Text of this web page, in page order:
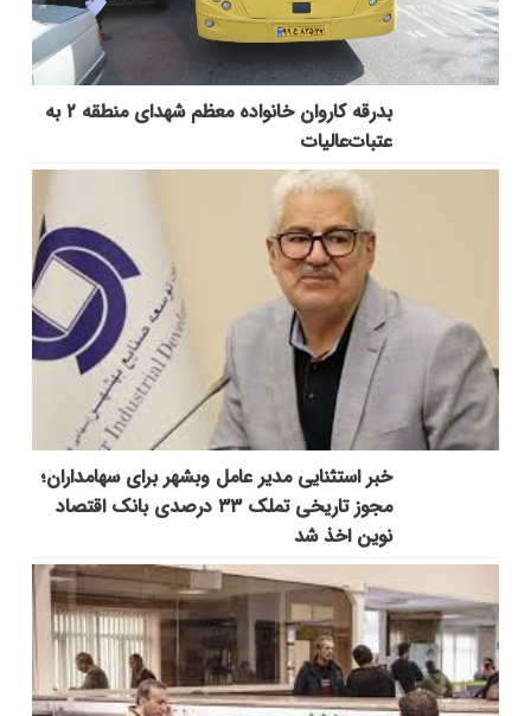
بدرقه کاروان خانواده معظم شهدای منطقه ۲ به
عتبات‌عالیات
خبر استثنایی مدیر عامل وبشهر برای سهامداران؛
مجوز تاریخی تملک ۳۳ درصدی بانک اقتصاد
نوین اخذ شد